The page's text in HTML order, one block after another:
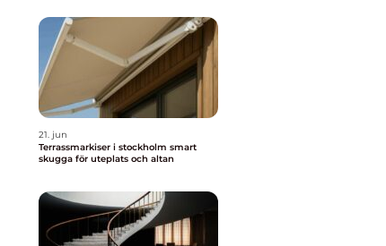
21. jun
Terrassmarkiser i stockholm smart
skugga för uteplats och altan